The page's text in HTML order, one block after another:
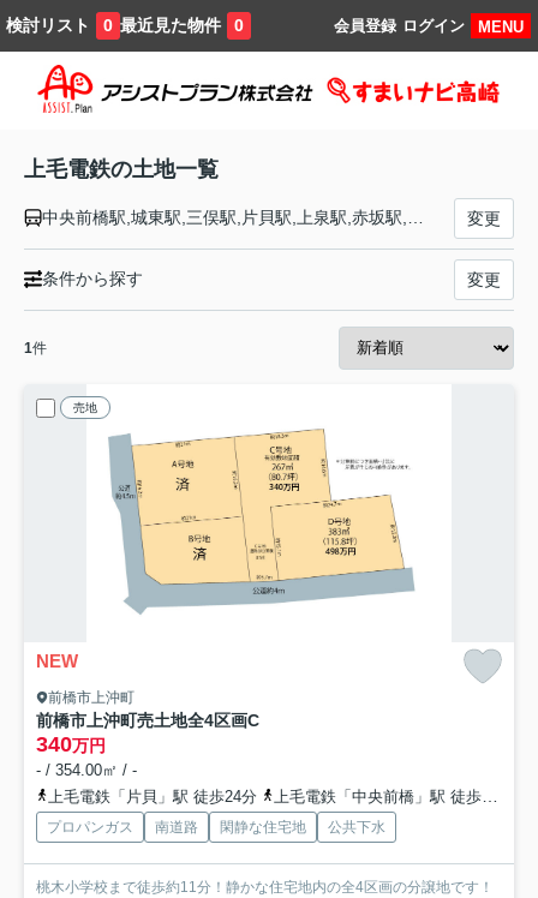
検討リスト 0 最近見た物件 0 MENU
ログイン
会員登録
上毛電鉄の土地一覧
変更
条件から探す 変更
1件
売地
NEW
前橋市上沖町
前橋市上沖町売土地全4区画C
340万円
- / 354.00㎡ / -
上毛電鉄「片貝」駅 徒歩24分
上毛電鉄「中央前橋」駅 徒歩42分
プロパンガス 南道路 閑静な住宅地 公共下水
桃木小学校まで徒歩約11分！静かな住宅地内の全4区画の分譲地です！